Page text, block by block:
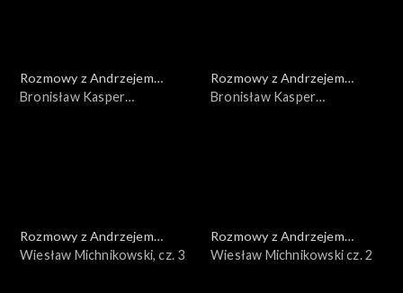
Rozmowy z Andrzejem
Doboszem
Bronisław Kasper
Rozmowy z Andrzejem
Doboszem
Bronisław Kasper
Rozmowy z Andrzejem
Doboszem
Wiesław Michnikowski, cz. 3
Rozmowy z Andrzejem
Doboszem
Wiesław Michnikowski cz. 2